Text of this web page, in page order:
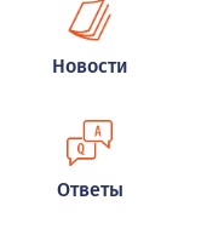
Новости
Ответы